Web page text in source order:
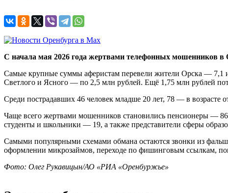
С начала мая 2026 года жертвами телефонных мошенников
Самые крупные суммы аферистам перевели жители Орска — 7,1
Светлого и Ясного — по 2,5 млн рублей. Ещё 1,75 млн рублей
Среди пострадавших 46 человек младше 20 лет, 78 — в возрасте
Чаще всего жертвами мошенников становились пенсионеры —
студенты и школьники — 19, а также представители сферы
Самыми популярными схемами обмана остаются звонки из
оформлении микрозаймов, переходе по фишинговым ссылкам,
Фото: Олег Рукавицын/АО «РИА «Оренбуржье»